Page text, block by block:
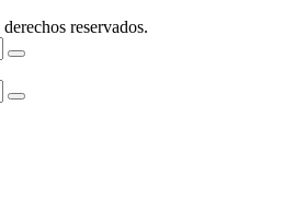
reservados.